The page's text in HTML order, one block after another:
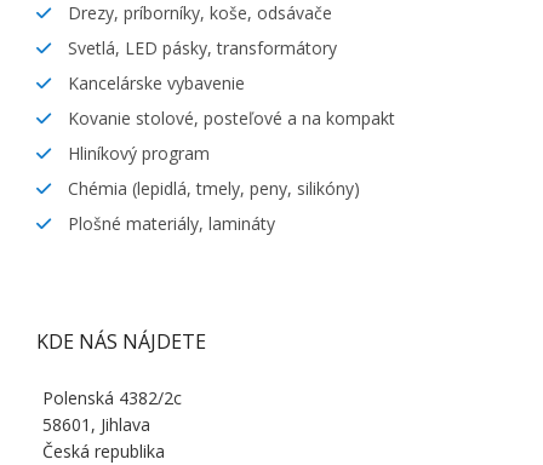
Drezy, príborníky, koše, odsávače
Svetlá, LED pásky, transformátory
Kancelárske vybavenie
Kovanie stolové, posteľové a na kompakt
Hliníkový program
Chémia (lepidlá, tmely, peny, silikóny)
Plošné materiály, lamináty
KDE NÁS NÁJDETE
Polenská 4382/2c
58601, Jihlava
Česká republika